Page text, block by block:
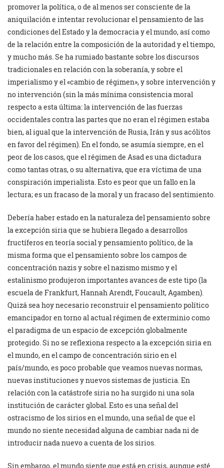
promover la política, o de al menos ser consciente de la
aniquilación e intentar revolucionar el pensamiento de las
condiciones del Estado y la democracia y el mundo, así como
de la relación entre la composición de la autoridad y el tiempo,
y mucho más. Se ha rumiado bastante sobre los discursos
tradicionales en relación con la soberanía, y sobre el
imperialismo y el «cambio de régimen», y sobre intervención y
no intervención (sin la más mínima consistencia moral
respecto a esta última: la intervención de las fuerzas
occidentales contra las partes que no eran el régimen estaba
bien, al igual que la intervención de Rusia, Irán y sus acólitos
en favor del régimen). En el fondo, se asumía siempre, en el
peor de los casos, que el régimen de Asad es una dictadura
como tantas otras, o su alternativa, que era víctima de una
conspiración imperialista. Esto es peor que un fallo en la
lectura; es un fracaso de la moral y un fracaso del sentimiento.
Debería haber estado en la naturaleza del pensamiento sobre
la excepción siria que se hubiera llegado a desarrollos
fructíferos en teoría social y pensamiento político, de la
misma forma que el pensamiento sobre los campos de
concentración nazis y sobre el nazismo mismo y el
estalinismo produjeron importantes avances de este tipo (la
escuela de Frankfurt, Hannah Arendt, Foucault, Agamben).
Quizá sea hoy necesario reconstruir el pensamiento político
emancipador en torno al actual régimen de exterminio como
el paradigma de un espacio de excepción globalmente
protegido. Si no se reflexiona respecto a la excepción siria en
el mundo, en el campo de concentración sirio en el
país/mundo, es poco probable que veamos nuevas normas,
nuevas instituciones y nuevos sistemas de justicia. En
relación con la catástrofe siria no ha surgido ni una sola
institución de carácter global. Esto es una señal del
ostracismo de los sirios en el mundo, una señal de que el
mundo no siente necesidad alguna de cambiar nada ni de
introducir nada nuevo a cuenta de los sirios.
Sin embargo, el mundo siente que está en crisis, aunque esté